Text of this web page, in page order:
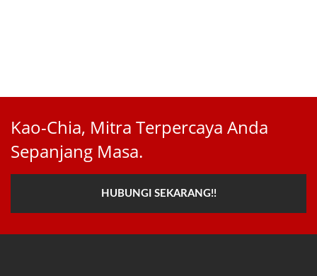
Kao-Chia, Mitra Terpercaya Anda
Sepanjang Masa.
HUBUNGI SEKARANG!!